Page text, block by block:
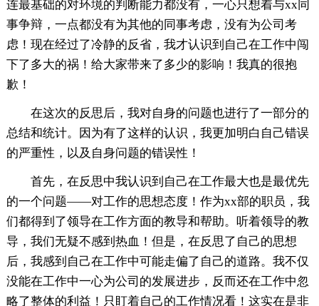
连最基础的对环境的判断能力都没有，一心只想着与xx同
事争辩，一点都没有为其他的同事考虑，没有为公司考
虑！现在经过了冷静的反省，我才认识到自己在工作中闯
下了多大的祸！给大家带来了多少的影响！我真的很抱
歉！
在这次的反思后，我对自身的问题也进行了一部分的
总结和统计。因为有了这样的认识，我更加明白自己错误
的严重性，以及自身问题的错误性！
首先，在反思中我认识到自己在工作最大也是最优先
的一个问题——对工作的思想态度！作为xx部的职员，我
们都得到了领导在工作方面的教导和帮助。听着领导的教
导，我们无疑不感到热血！但是，在反思了自己的思想
后，我感到自己在工作中可能走偏了自己的道路。我不仅
没能在工作中一心为公司的发展进步，反而还在工作中忽
略了整体的利益！只盯着自己的工作情况看！这实在是非